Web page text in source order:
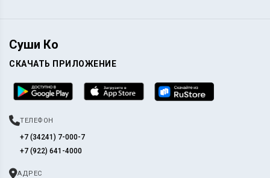
Суши Ко
СКАЧАТЬ ПРИЛОЖЕНИЕ
ТЕЛЕФОН
+7 (34241) 7-000-7
+7 (922) 641-4000
АДРЕС